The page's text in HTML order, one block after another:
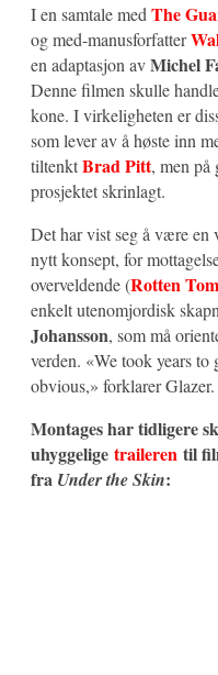
I en samtale med The
og med-manusforfatter
en adaptasjon avMichel
Denne filmen skulle
kone. I virkeligheten er
som lever av å høste inn
tiltenktBrad Pitt, men på
prosjektet skrinlagt.
Det har vist seg å være en
nytt konsept, for
overveldende (Rotten
enkelt utenomjordisk
Johansson, som må
verden. «We took years to
obvious,» forklarer Glazer.
Montages har tidligere
uhyggelige traileren til
fra Under the Skin: